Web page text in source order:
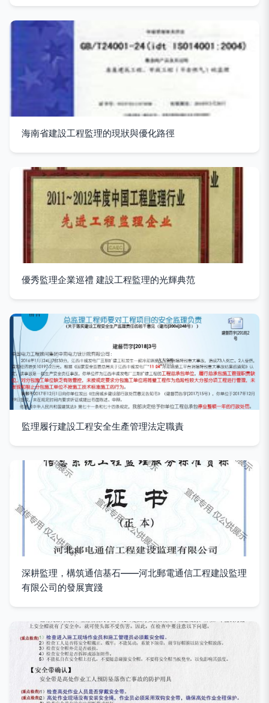
海南省建設工程監理的現狀與優化路徑
優秀監理企業巡禮 建設工程監理的光輝典范
監理履行建設工程安全生產管理法定職責
深耕監理，構筑通信基石——河北郵電通信工程建設監理
有限公司的發展實踐